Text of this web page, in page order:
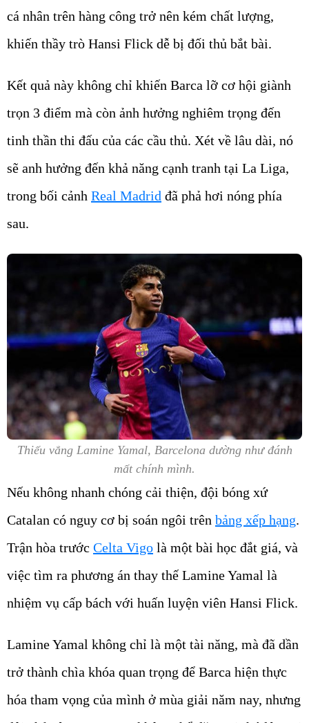
cá nhân trên hàng công trở nên kém chất lượng,
khiến thầy trò Hansi Flick dễ bị đối thủ bắt bài.
Kết quả này không chỉ khiến Barca lỡ cơ hội giành
trọn 3 điểm mà còn ảnh hưởng nghiêm trọng đến
tinh thần thi đấu của các cầu thủ. Xét về lâu dài, nó
sẽ anh hưởng đến khả năng cạnh tranh tại La Liga,
trong bối cảnh Real Madrid đã phả hơi nóng phía
sau.
Thiếu vắng Lamine Yamal, Barcelona dường như đánh
mất chính mình.
Nếu không nhanh chóng cải thiện, đội bóng xứ
Catalan có nguy cơ bị soán ngôi trên bảng xếp hạng.
Trận hòa trước Celta Vigo là một bài học đắt giá, và
việc tìm ra phương án thay thế Lamine Yamal là
nhiệm vụ cấp bách với huấn luyện viên Hansi Flick.
Lamine Yamal không chỉ là một tài năng, mà đã dần
trở thành chìa khóa quan trọng để Barca hiện thực
hóa tham vọng của mình ở mùa giải năm nay, nhưng